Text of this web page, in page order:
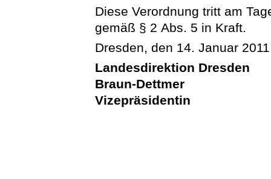
Diese Verordnung tritt am
gemäß § 2 Abs. 5 in Kraft.
Dresden, den 14. Januar 2011
Landesdirektion Dresden
Braun-Dettmer
Vizepräsidentin